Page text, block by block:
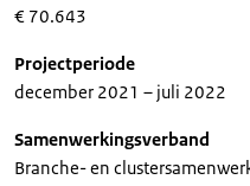
€ 70.643
Projectperiode
december 2021 – juli 2022
Samenwerkingsverband
Branche- en